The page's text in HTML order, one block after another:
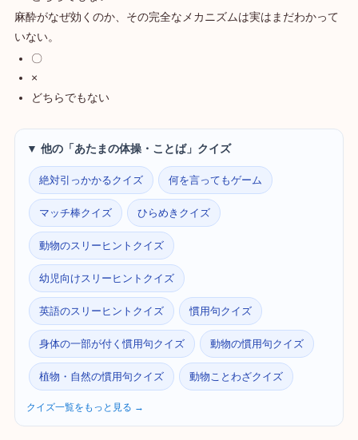
麻酔がなぜ効くのか、その完全なメカニズムは実はまだわかって
いない。
〇
×
どちらでもない
▼ 他の「あたまの体操・ことば」クイズ
絶対引っかかるクイズ 何を言ってもゲーム
マッチ棒クイズ ひらめきクイズ
動物のスリーヒントクイズ
幼児向けスリーヒントクイズ
英語のスリーヒントクイズ 慣用句クイズ
身体の一部が付く慣用句クイズ 動物の慣用句クイズ
植物・自然の慣用句クイズ 動物ことわざクイズ
クイズ一覧をもっと見る →